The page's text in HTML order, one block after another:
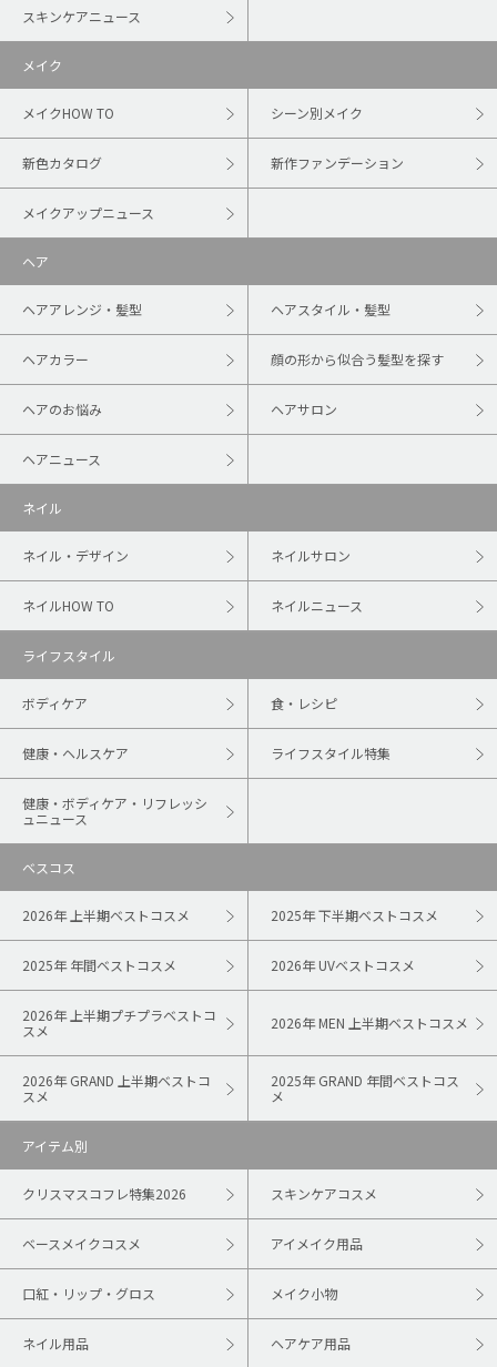
スキンケアニュース
メイク
メイクHOW TO シーン別メイク
新色カタログ 新作ファンデーション
メイクアップニュース
ヘア
ヘアアレンジ・髪型 ヘアスタイル・髪型
ヘアカラー 顔の形から似合う髪型を探す
ヘアのお悩み ヘアサロン
ヘアニュース
ネイル
ネイル・デザイン ネイルサロン
ネイルHOW TO ネイルニュース
ライフスタイル
ボディケア 食・レシピ
健康・ヘルスケア ライフスタイル特集
健康・ボディケア・リフレッシ
ュニュース
ベスコス
2026年 上半期ベストコスメ 2025年 下半期ベストコスメ
2025年 年間ベストコスメ 2026年 UVベストコスメ
2026年 上半期プチプラベストコ
スメ
2026年 MEN 上半期ベストコスメ
2026年 GRAND 上半期ベストコ
スメ
2025年 GRAND 年間ベストコス
メ
アイテム別
クリスマスコフレ特集2026 スキンケアコスメ
ベースメイクコスメ アイメイク用品
口紅・リップ・グロス メイク小物
ネイル用品 ヘアケア用品